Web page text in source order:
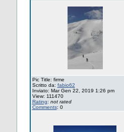
Pic Title: firme
Scritto da: fabio62
Inviato: Mar Gen 22, 2019 1:26 pm
View: 111470
Rating: not rated
Comments: 0